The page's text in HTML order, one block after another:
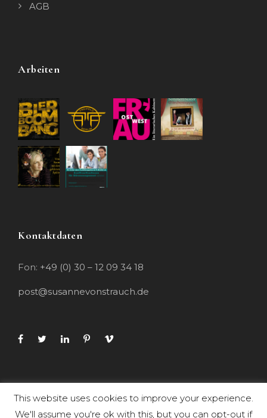
AGB
Arbeiten
Kontaktdaten
Fon: +49 (0) 30 – 12 09 34 18
post@susannevonstrauch.de
This website uses cookies to improve your experience.
We'll assume you're ok with this, but you can opt-out if